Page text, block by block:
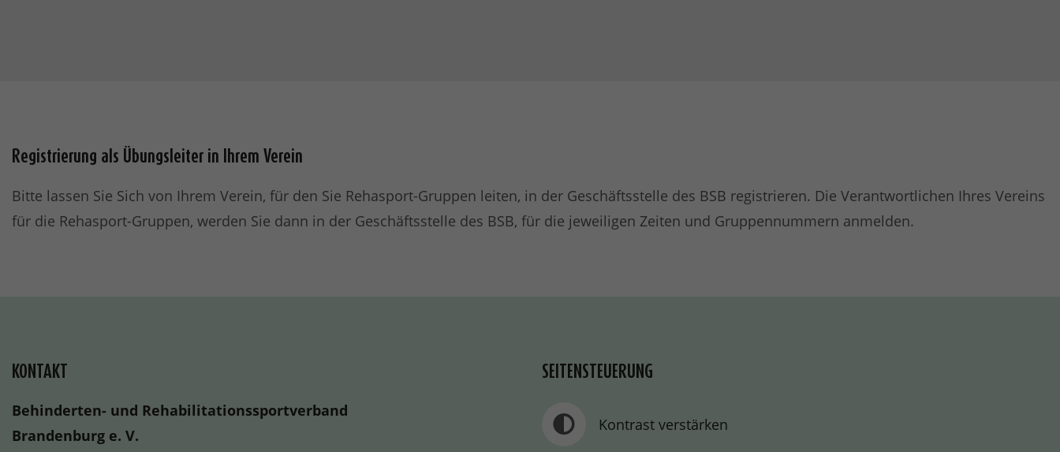
Registrierung als Übungsleiter in Ihrem Verein
Bitte lassen Sie Sich von Ihrem Verein, für den Sie Rehasport-Gruppen leiten, in der Geschäftsstelle des BSB registrieren. Die Verantwortlichen Ihres Vereins
für die Rehasport-Gruppen, werden Sie dann in der Geschäftsstelle des BSB, für die jeweiligen Zeiten und Gruppennummern anmelden.
KONTAKT
Behinderten- und Rehabilitationssportverband
Brandenburg e. V.
SEITENSTEUERUNG
Kontrast verstärken